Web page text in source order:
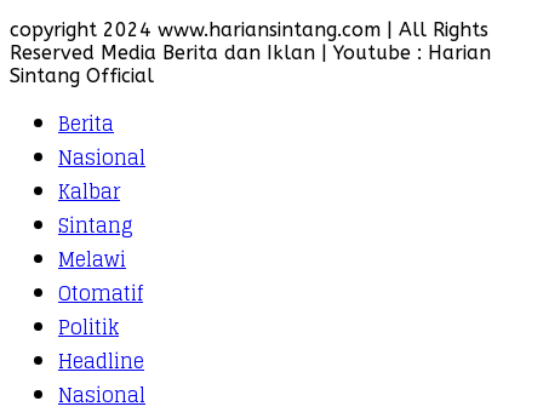
copyright 2024 www.hariansintang.com | All Rights
Reserved Media Berita dan Iklan | Youtube : Harian
Sintang Official
Berita
Nasional
Kalbar
Sintang
Melawi
Otomatif
Politik
Headline
Nasional